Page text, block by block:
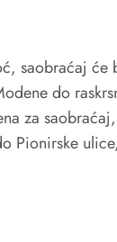
saobraćaj će
do
za
Pionirske